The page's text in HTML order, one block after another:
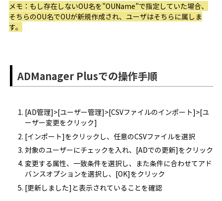
メモ：もし存在しないOU名を"OUName"で指定していた場合、
そちらのOU名でOUが新規作成され、ユーザはそちらに属しま
す。
ADManager Plusでの操作手順
[AD管理]>[ユーザー管理]>[CSVファイルのインポート]>[ユ
ーザー変更をクリック]
[インポート]をクリックし、任意のCSVファイルを選択
対象のユーザーにチェックを入れ、[ADでの更新]をクリック
変更する属性、一致条件を選択し、また条件に合わせてアド
バンスオプションを選択し、[OK]をクリック
[更新しました]と表示されていることを確認